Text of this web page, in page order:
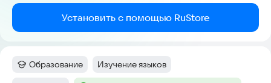
Установить с помощью RuStore
Категория:
Образование Тег:
Изучение языков